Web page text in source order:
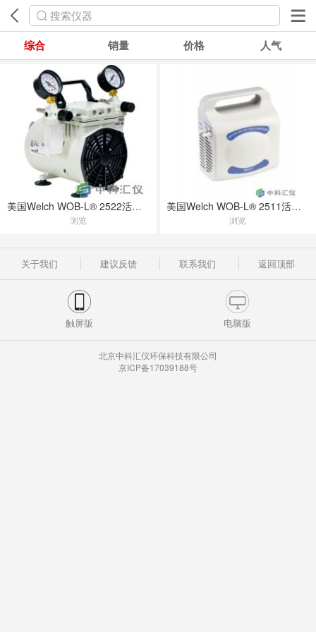
搜索仪器
综合 销量 价格 人气
美国Welch WOB-L® 2522活塞泵
浏览
美国Welch WOB-L® 2511活塞泵
浏览
关于我们 建议反馈 联系我们 返回顶部
触屏版 电脑版
北京中科汇仪环保科技有限公司
京ICP备17039188号